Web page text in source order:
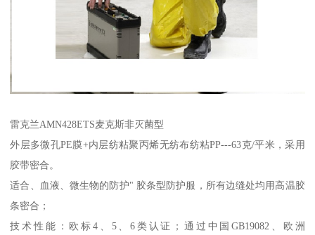
雷克兰AMN428ETS麦克斯非灭菌型
外层多微孔PE膜+内层纺粘聚丙烯无纺布纺粘PP---63克/平米，采用
胶带密合。
适合、血液、微生物的防护" 胶条型防护服，所有边缝处均用高温胶
条密合；
技术性能：欧标4、5、6类认证；通过中国GB19082、欧洲